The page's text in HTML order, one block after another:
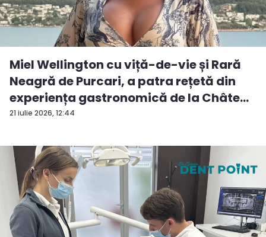
21 iulie 2026, 12:44
Miel Wellington cu viță-de-vie și Rară
Neagră de Purcari, a patra rețetă din
experiența gastronomică de la Châte...